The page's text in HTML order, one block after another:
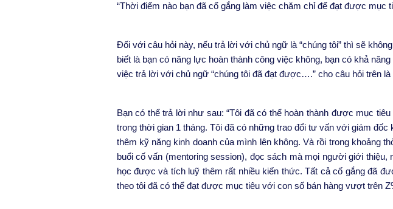
“Thời điểm nào bạn đã cố gắng làm việc chăm chỉ để đạt được mục
Đối với câu hỏi này, nếu trả lời với chủ ngữ là “chúng tôi” thì sẽ
biết là bạn có năng lực hoàn thành công việc không, bạn có khả
việc trả lời với chủ ngữ “chúng tôi đã đạt được….” cho câu hỏi trên là
Bạn có thể trả lời như sau: “Tôi đã có thể hoàn thành được mục
trong thời gian 1 tháng. Tôi đã có những trao đổi tư vấn với giám
thêm kỹ năng kinh doanh của mình lên không. Và rồi trong khoảng
buổi cố vấn (mentoring session), đọc sách mà mọi người giới thiệu,
học được và tích luỹ thêm rất nhiều kiến thức. Tất cả cố gắng đã
theo tôi đã có thể đạt được mục tiêu với con số bán hàng vượt trên